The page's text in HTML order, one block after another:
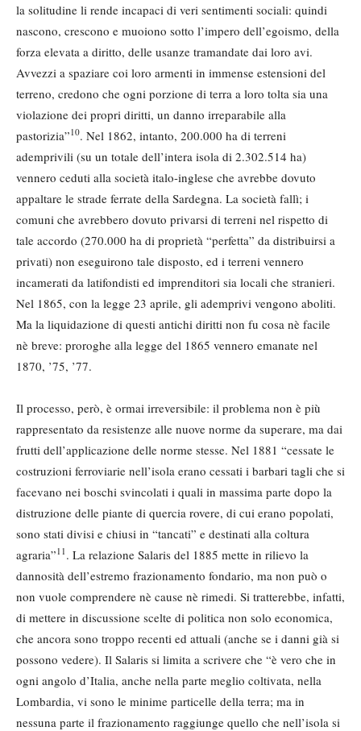
la solitudine li rende incapaci di veri sentimenti sociali: quindi
nascono, crescono e muoiono sotto l’impero dell’egoismo, della
forza elevata a diritto, delle usanze tramandate dai loro avi.
Avvezzi a spaziare coi loro armenti in immense estensioni del
terreno, credono che ogni porzione di terra a loro tolta sia una
violazione dei propri diritti, un danno irreparabile alla
pastorizia”10. Nel 1862, intanto, 200.000 ha di terreni
ademprivili (su un totale dell’intera isola di 2.302.514 ha)
vennero ceduti alla società italo-inglese che avrebbe dovuto
appaltare le strade ferrate della Sardegna. La società fallì; i
comuni che avrebbero dovuto privarsi di terreni nel rispetto di
tale accordo (270.000 ha di proprietà “perfetta” da distribuirsi a
privati) non eseguirono tale disposto, ed i terreni vennero
incamerati da latifondisti ed imprenditori sia locali che stranieri.
Nel 1865, con la legge 23 aprile, gli ademprivi vengono aboliti.
Ma la liquidazione di questi antichi diritti non fu cosa nè facile
nè breve: proroghe alla legge del 1865 vennero emanate nel
1870, ’75, ’77.
Il processo, però, è ormai irreversibile: il problema non è più
rappresentato da resistenze alle nuove norme da superare, ma dai
frutti dell’applicazione delle norme stesse. Nel 1881 “cessate le
costruzioni ferroviarie nell’isola erano cessati i barbari tagli che si
facevano nei boschi svincolati i quali in massima parte dopo la
distruzione delle piante di quercia rovere, di cui erano popolati,
sono stati divisi e chiusi in “tancati” e destinati alla coltura
agraria”11 . La relazione Salaris del 1885 mette in rilievo la
dannosità dell’estremo frazionamento fondario, ma non può o
non vuole comprendere nè cause nè rimedi. Si tratterebbe, infatti,
di mettere in discussione scelte di politica non solo economica,
che ancora sono troppo recenti ed attuali (anche se i danni già si
possono vedere). Il Salaris si limita a scrivere che “è vero che in
ogni angolo d’Italia, anche nella parte meglio coltivata, nella
Lombardia, vi sono le minime particelle della terra; ma in
nessuna parte il frazionamento raggiunge quello che nell’isola si